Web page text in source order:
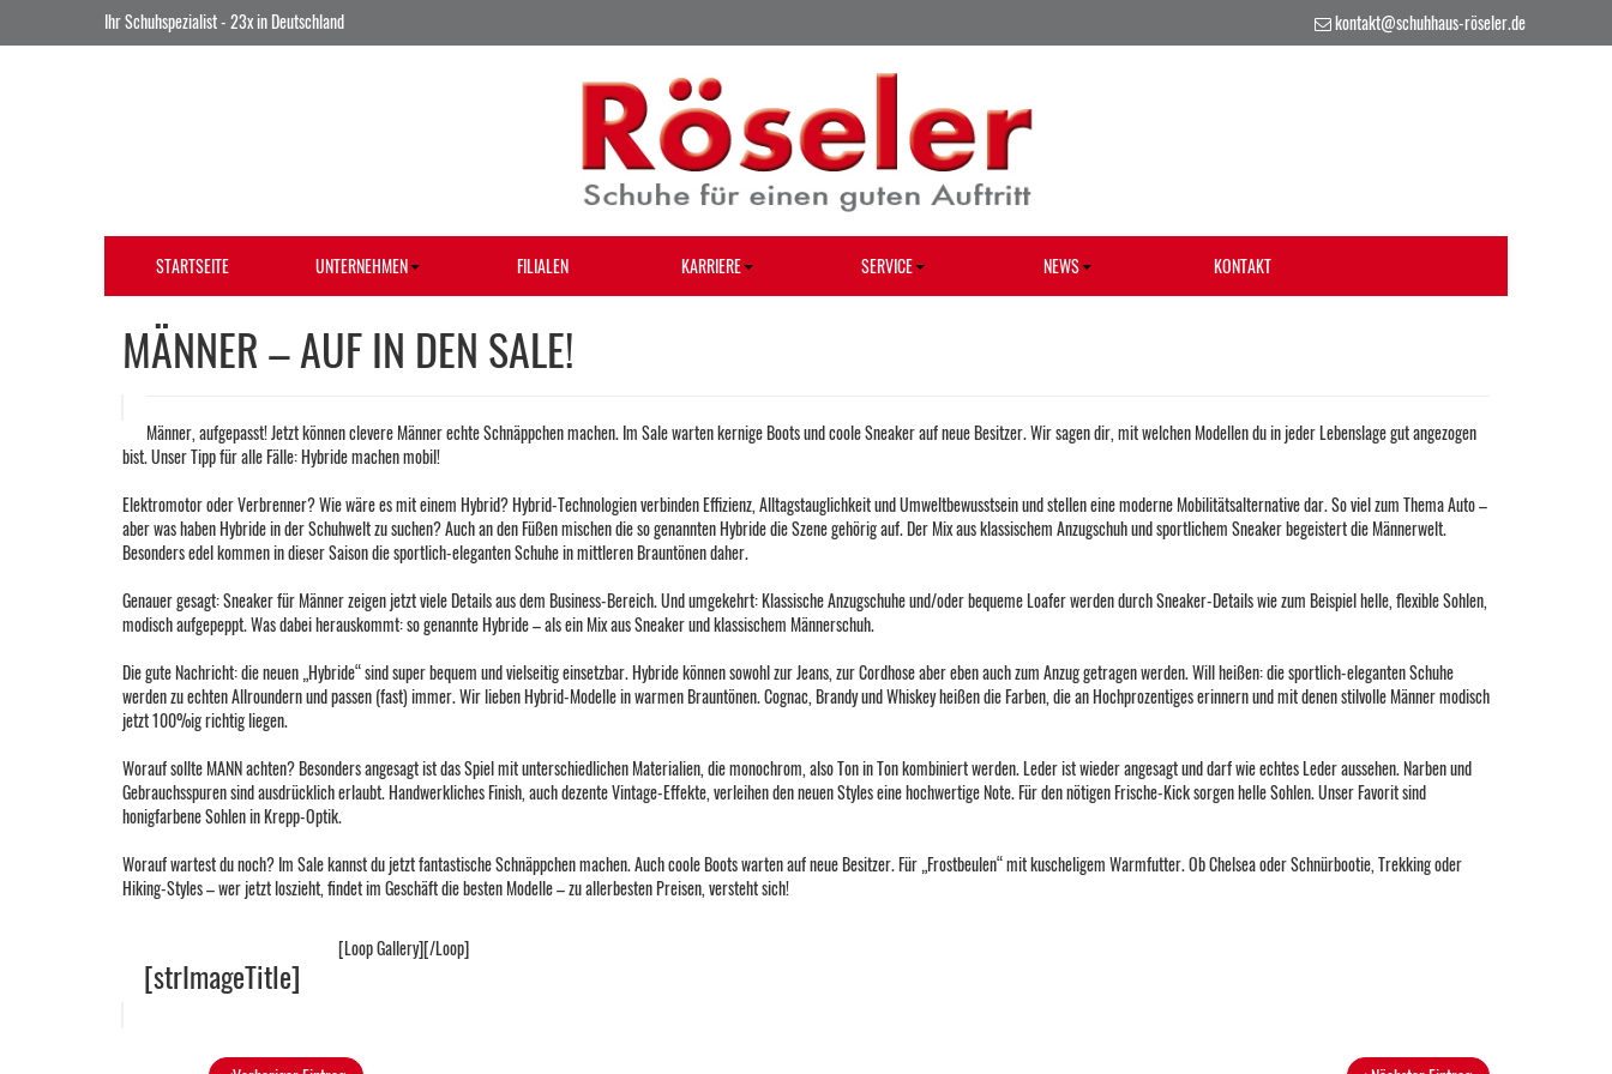
Ihr Schuhspezialist - 23x in Deutschland kontakt@schuhhaus-röseler.de
STARTSEITE UNTERNEHMEN FILIALEN KARRIERE SERVICE NEWS KONTAKT
MÄNNER – AUF IN DEN SALE!
Männer, aufgepasst! Jetzt können clevere Männer echte Schnäppchen machen. Im Sale warten kernige Boots und coole Sneaker auf neue Besitzer. Wir sagen dir, mit welchen Modellen du in jeder Lebenslage gut angezogen
bist. Unser Tipp für alle Fälle: Hybride machen mobil!
Elektromotor oder Verbrenner? Wie wäre es mit einem Hybrid? Hybrid-Technologien verbinden Effizienz, Alltagstauglichkeit und Umwelt­bewusstsein und stellen eine moderne Mobilitäts­alternative dar. So viel zum Thema Auto –
aber was haben Hybride in der Schuhwelt zu suchen? Auch an den Füßen mischen die so genannten Hybride die Szene gehörig auf. Der Mix aus klassischem Anzugschuh und sportlichem Sneaker begeistert die Männerwelt.
Besonders edel kommen in dieser Saison die sportlich-eleganten Schuhe in mittleren Brauntönen daher.
Genauer gesagt: Sneaker für Männer zeigen jetzt viele Details aus dem Business-Bereich. Und umgekehrt: Klassische Anzugschuhe und/oder bequeme Loafer werden durch Sneaker-Details wie zum Beispiel helle, flexible Sohlen,
modisch aufgepeppt. Was dabei herauskommt: so genannte Hybride – als ein Mix aus Sneaker und klassischem Männerschuh.
Die gute Nachricht: die neuen „Hybride“ sind super bequem und vielseitig einsetzbar. Hybride können sowohl zur Jeans, zur Cordhose aber eben auch zum Anzug getragen werden. Will heißen: die sportlich-eleganten Schuhe
werden zu echten Allroundern und passen (fast) immer. Wir lieben Hybrid-Modelle in warmen Brauntönen. Cognac, Brandy und Whiskey heißen die Farben, die an Hochprozentiges erinnern und mit denen stilvolle Männer modisch
jetzt 100%ig richtig liegen.
Worauf sollte MANN achten? Besonders angesagt ist das Spiel mit unterschiedlichen Materialien, die monochrom, also Ton in Ton kombiniert werden. Leder ist wieder angesagt und darf wie echtes Leder aussehen. Narben und
Gebrauchsspuren sind ausdrücklich erlaubt. Handwerkliches Finish, auch dezente Vintage-Effekte, verleihen den neuen Styles eine hochwertige Note. Für den nötigen Frische-Kick sorgen helle Sohlen. Unser Favorit sind
honigfarbene Sohlen in Krepp-Optik.
Worauf wartest du noch? Im Sale kannst du jetzt fantastische Schnäppchen machen. Auch coole Boots warten auf neue Besitzer. Für „Frostbeulen“ mit kuscheligem Warmfutter. Ob Chelsea oder Schnürbootie, Trekking oder
Hiking-Styles – wer jetzt loszieht, findet im Geschäft die besten Modelle – zu allerbesten Preisen, versteht sich!
[Loop Gallery]
[strImageTitle]
[/Loop]